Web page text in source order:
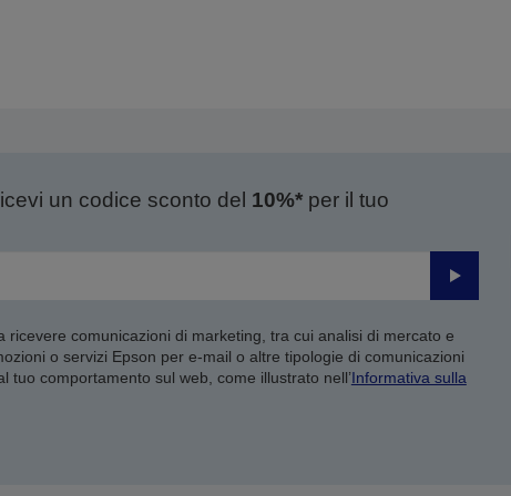
un codice sconto del 10%*per il tuo
Invia
comunicazioni di marketing, tra cui analisi di mercato e
o servizi Epson per e-mail o altre tipologie di comunicazioni
comportamento sul web, come illustrato nell’Informativa sulla